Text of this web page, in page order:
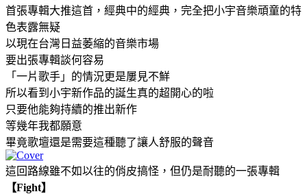
首張專輯大推這首，經典中的經典，完全把小宇音樂頑童的特
色表露無疑
以現在台灣日益萎縮的音樂市場
要出張專輯談何容易
「一片歌手」的情況更是屢見不鮮
所以看到小宇新作品的誕生真的超開心的啦
只要他能夠持續的推出新作
等幾年我都願意
畢竟歌壇還是需要這種聽了讓人舒服的聲音
這回路線雖不如以往的俏皮搞怪，但仍是耐聽的一張專輯
【Fight】